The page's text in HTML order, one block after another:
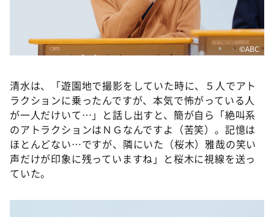
©ABC
清水は、「遊園地で撮影をしていた時に、５人でアト
ラクションに乗ったんですが、本気で怖がっている人
が一人だけいて…」と話し出すと、簡が自ら「絶叫系
のアトラクションはＮＧなんですよ（苦笑）。記憶は
ほとんどない…ですが、隣にいた（桜木）雅哉の笑い
声だけが印象に残っていますね」と桜木に視線を送っ
ていた。